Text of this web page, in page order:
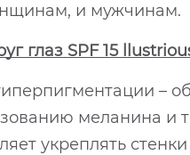
и мужчинам.
глаз SPF 15
–
меланина и
укреплять